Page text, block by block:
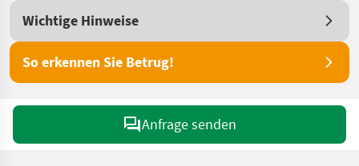
Wichtige Hinweise
So erkennen Sie Betrug!
Anfrage senden